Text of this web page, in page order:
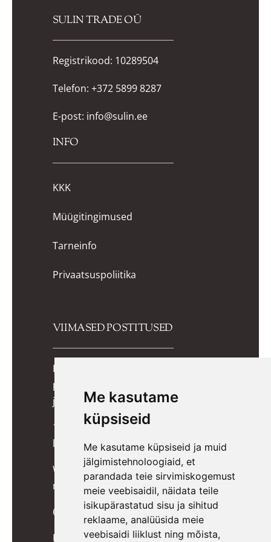
Me kasutame
küpsiseid
Me kasutame küpsiseid ja muid
jälgimistehnoloogiaid, et
parandada teie sirvimiskogemust
meie veebisaidil, näidata teile
isikupärastatud sisu ja sihitud
reklaame, analüüsida meie
veebisaidi liiklust ning mõista,
SULIN TRADE OÜ
Registrikood: 10289504
Telefon: +372 5899 8287
E-post: info@sulin.ee
INFO
KKK
Müügitingimused
Tarneinfo
Privaatsuspoliitika
VIIMASED POSTITUSED
Kuidas valida lapsele õiged
potitreeningupüksid? Praktiline
juhend lapsevanemale
10 lõbusat mängu, mis toetavad
lapse kognitiivset arengut
Wigiwama kott-toolid, pehmed
mänguklotsid ja mööbel lastele
6 ideed päkapikkudele
Kuidas õpetada last potil käima?